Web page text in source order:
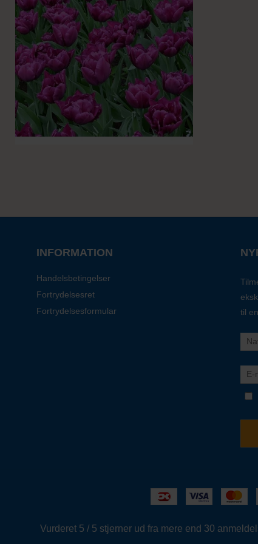
INFORMATION
Handelsbetingelser
Fortrydelsesret
Fortrydelsesformular
til
Vurderet 5 / 5 stjerner ud fra mere end 30